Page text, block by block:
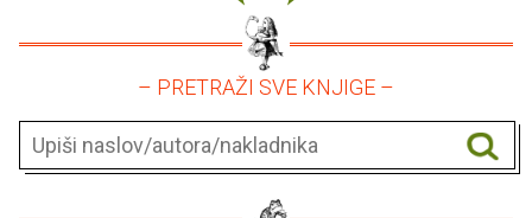
– PRETRAŽI SVE KNJIGE –